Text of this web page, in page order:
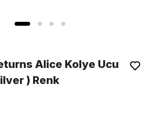
Alice Kolye Ucu
) Renk